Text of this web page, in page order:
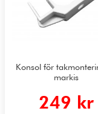
Konsol för
markis
249 kr